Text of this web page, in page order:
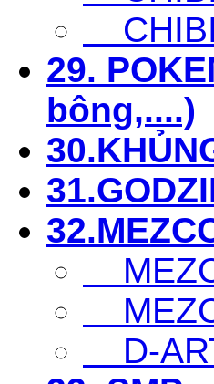
CHIBI
29.
bông,....)
D-